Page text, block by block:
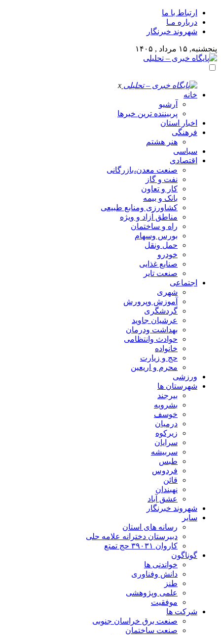
ارتباط با ما
درباره مـا
شهروند خبرنگار
پنجشنبه, ۱۵ مرداد , ۱۴۰۵
x
خانه
آرشیو
پربیننده ترین خبرها
اخبار استان
فرهنگی
هنر هشتم
سیاسی
اقتصادی
صنعت معدن،بازرگانی
نفت و گاز
کار و تعاون
بانک و بیمه
کشاورزی ومنابع طبیعی
مناطق آزاد و ویژه
راه و ساختمان
بورس وسهام
حمل ونقل
خودرو
صنایع غذایی
صنعت تایر
اجتماعی
شهری
آموزش وپرورش
گردشگری
عرشیان جاوید
بهداشت ودرمان
حوادث وانتظامی
خانواده
حج و زیارت
محرم و اریعین
ورزشی
شهرستان ها
بیرجند
بشرویه
خوسف
درمیان
زیرکوه
سرایان
سربیشه
طبس
فردوس
قائن
نهبندان
عشق آباد
شهروند خبرنگار
سایر
رسانه های استان
دبیرستان دخترانه علامه حلی
کاروان ۳۹۰۳۱ حج تمتع
گوناگون
خواندنی ها
دانش وفناوری
طنز
علمی وپژوهشی
موفقیت
شرکت ها
صنعت برق خراسان جنوبی
صنعت ساختمان